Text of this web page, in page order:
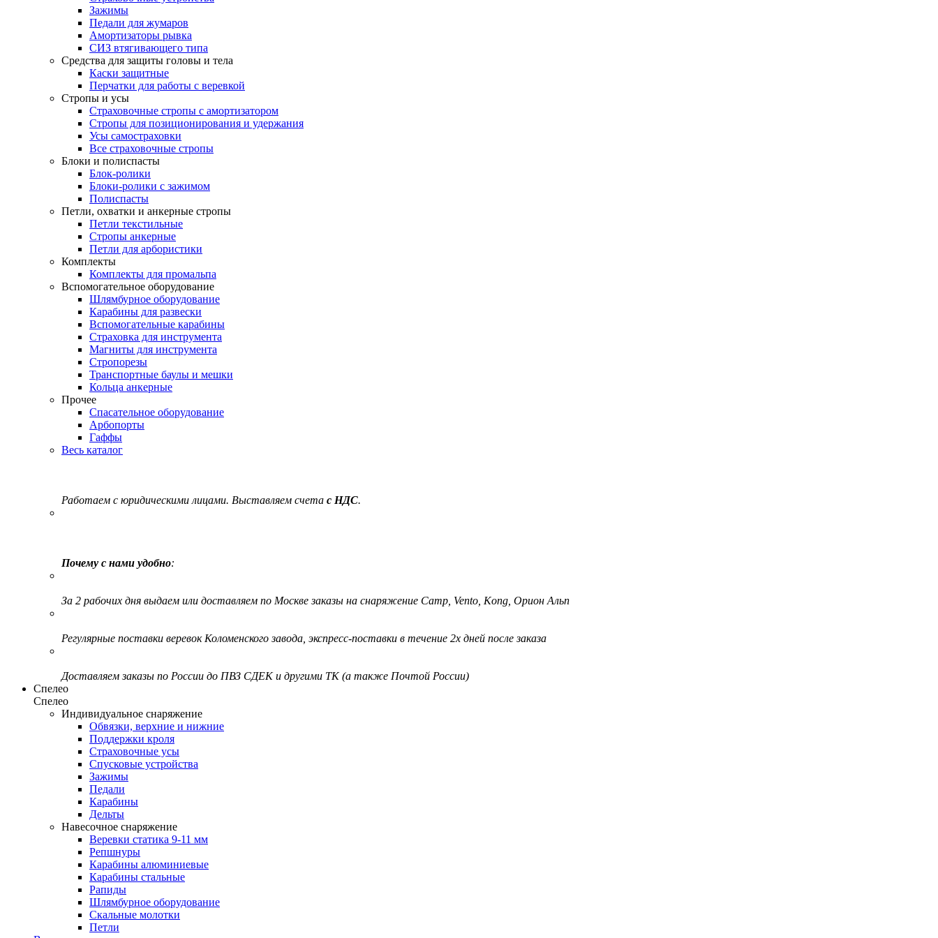
Зажимы
Педали для жумаров
Амортизаторы рывка
СИЗ втягивающего типа
Средства для защиты головы и тела
Каски защитные
Перчатки для работы с веревкой
Стропы и усы
Страховочные стропы с амортизатором
Стропы для позиционирования и удержания
Усы самостраховки
Все страховочные стропы
Блоки и полиспасты
Блок-ролики
Блоки-ролики с зажимом
Полиспасты
Петли, охватки и анкерные стропы
Петли текстильные
Стропы анкерные
Петли для арбористики
Комплекты
Комплекты для промальпа
Вспомогательное оборудование
Шлямбурное оборудование
Карабины для развески
Вспомогательные карабины
Страховка для инструмента
Магниты для инструмента
Стропорезы
Транспортные баулы и мешки
Кольца анкерные
Прочее
Спасательное оборудование
Арбопорты
Гаффы
Весь каталог
Работаем с юридическими лицами. Выставляем счета с НДС.
Почему с нами удобно:
За 2 рабочих дня выдаем или доставляем по Москве заказы на снаряжение Camp, Vento, Kong, Орион Альп
Регулярные поставки веревок Коломенского завода, экспресс-поставки в течение 2х дней после заказа
Доставляем заказы по России до ПВЗ СДЕК и другими ТК (а также Почтой России)
Спелео
Спелео
Индивидуальное снаряжение
Обвязки, верхние и нижние
Поддержки кроля
Страховочные усы
Спусковые устройства
Зажимы
Педали
Карабины
Дельты
Навесочное снаряжение
Веревки статика 9-11 мм
Репшнуры
Карабины алюминиевые
Карабины стальные
Рапиды
Шлямбурное оборудование
Скальные молотки
Петли